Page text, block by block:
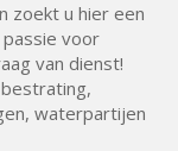
zoekt u hier een
voor
van dienst!
waterpartijen